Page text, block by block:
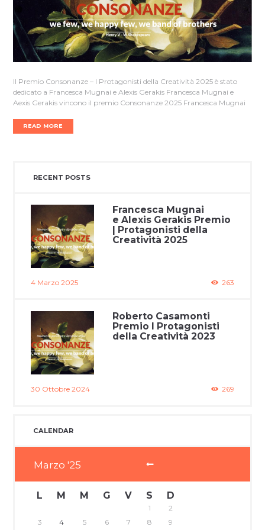
Il Premio Consonanze – I Protagonisti della Creatività 2025 è stato
dedicato a Francesca Mugnai e Alexis Gerakis Francesca Mugnai e
Aexis Gerakis vincono il premio Consonanze 2025 Francesca Mugnai
READ MORE
RECENT POSTS
Francesca Mugnai
e Alexis Gerakis Premio
| Protagonisti della
Creatività 2025
4 Marzo 2025 263
Roberto Casamonti
Premio I Protagonisti
della Creatività 2023
30 Ottobre 2024 269
CALENDAR
Marzo25
L M M G V S D
1
2
3
4 5 6 7 8 9